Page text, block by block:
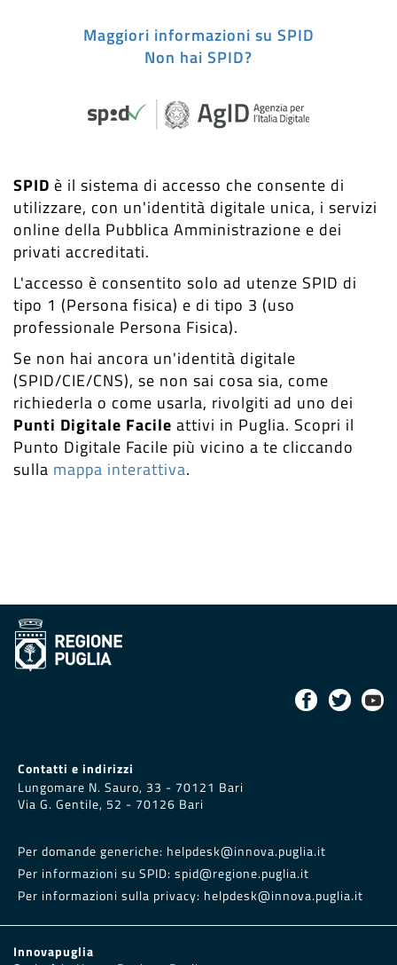
Maggiori informazioni su SPID
Non hai SPID?
SPID è il sistema di accesso che consente di
utilizzare, con un'identità digitale unica, i servizi
online della Pubblica Amministrazione e dei
privati accreditati.
L'accesso è consentito solo ad utenze SPID di
tipo 1 (Persona fisica) e di tipo 3 (uso
professionale Persona Fisica).
Se non hai ancora un'identità digitale
(SPID/CIE/CNS), se non sai cosa sia, come
richiederla o come usarla, rivolgiti ad uno dei
Punti Digitale Facile attivi in Puglia. Scopri il
Punto Digitale Facile più vicino a te cliccando
sulla mappa interattiva.
Contatti e indirizzi
Lungomare N. Sauro, 33 - 70121 Bari
Via G. Gentile, 52 - 70126 Bari
Per domande generiche: helpdesk@innova.puglia.it
Per informazioni su SPID: spid@regione.puglia.it
Per informazioni sulla privacy: helpdesk@innova.puglia.it
Innovapuglia